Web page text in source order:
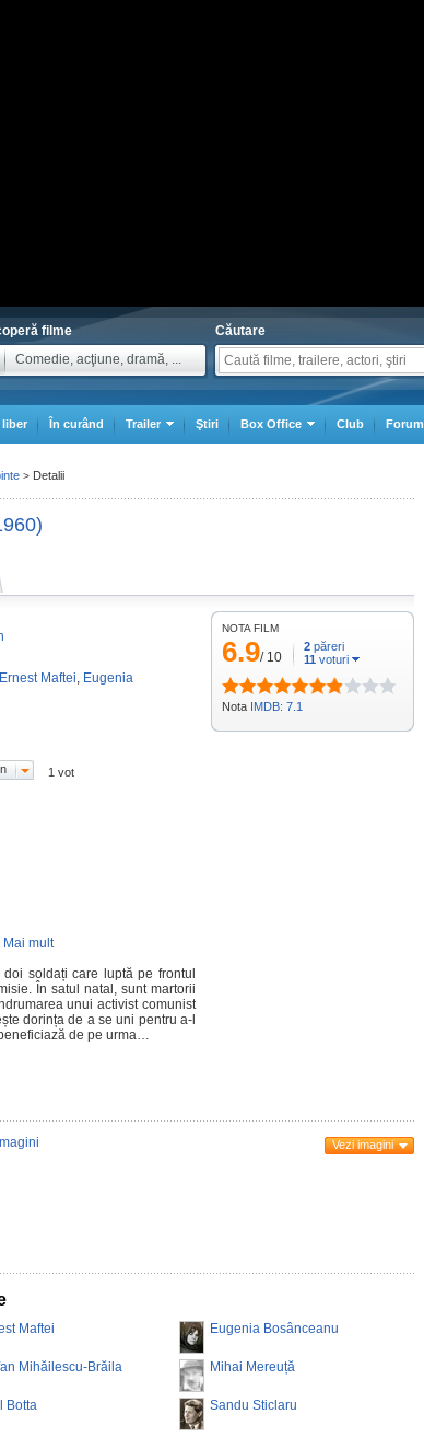
filme
Comedie, acţiune, dramă, ...
Căutare
liber În curând Trailer Ştiri Box Office Club Forum
Ernest Maftei, Eugenia
1 vot
Mai mult
soldați care luptă pe frontul
În satul natal, sunt martorii
unui activist comunist
dorința de a se uni pentru a-l
de pe urma…
NOTA FILM
6.9/ 10
2 păreri
11 voturi
Nota IMDB: 7.1
Vezi imagini
Maftei Eugenia Bosânceanu
Mihăilescu-Brăila Mihai Mereuță
Botta Sandu Sticlaru
> Detalii